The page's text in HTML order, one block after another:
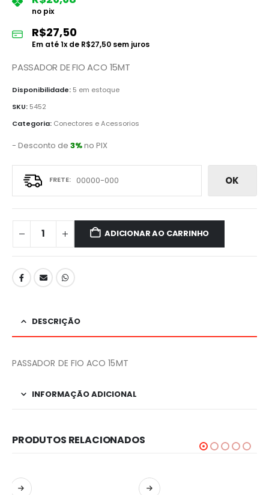
no pix
R$27,50
Em até1x de R$27,50 sem juros
PASSADOR DE FIO ACO 15MT
Disponibilidade: 5 em estoque
SKU: 5452
Categoria: Conectores e Acessorios
- Desconto de 3%no PIX
OK
ADICIONAR AO CARRINHO
DESCRIÇÃO
PASSADOR DE FIO ACO 15MT
INFORMAÇÃO ADICIONAL
PRODUTOS RELACIONADOS